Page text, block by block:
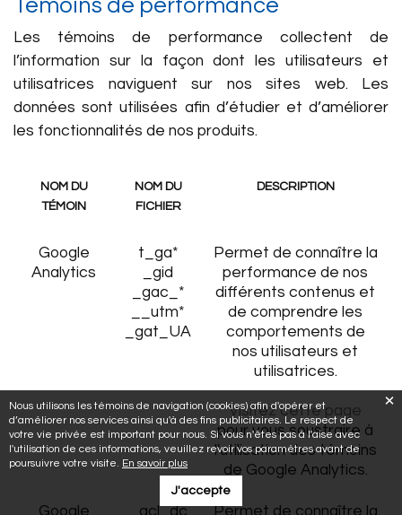
Témoins de performance
Les témoins de performance collectent de
l’information sur la façon dont les utilisateurs et
utilisatrices naviguent sur nos sites web. Les
données sont utilisées afin d’étudier et d’améliorer
les fonctionnalités de nos produits.
NOM DU
TÉMOIN
NOM DU
FICHIER
DESCRIPTION
Google
Analytics
t_ga*
_gid
_gac_*
__utm*
_gat_UA
Permet de connaître la
performance de nos
différents contenus et
de comprendre les
comportements de
nos utilisateurs et
utilisatrices.
Visitez cette page
pour vous soustraire à
l'utilisation des témoins
de Google Analytics.
Google _gcl_dc Permet de connaître la
Nous utilisons les témoins de navigation (cookies) afin d'opérer et
d’améliorer nos services ainsi qu'à des fins publicitaires. Le respect de
votre vie privée est important pour nous. Si vous n'êtes pas à l'aise avec
l'utilisation de ces informations, veuillez revoir vos paramètres avant de
poursuivre votre visite. En savoir plus
J'accepte